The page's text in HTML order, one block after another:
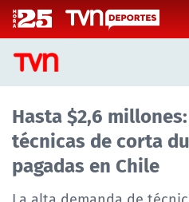
Click acá para ir directamente
CASTING MASTERCHEF CHILE
CASTING TVN VERTICAL
TVN VERTICAL
Hasta $2,6
técnicas de corta
pagadas en Chile